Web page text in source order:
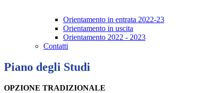
Orientamento in entrata 2022-23
Orientamento in uscita
Orientamento 2022 - 2023
Contatti
Piano degli Studi
OPZIONE TRADIZIONALE